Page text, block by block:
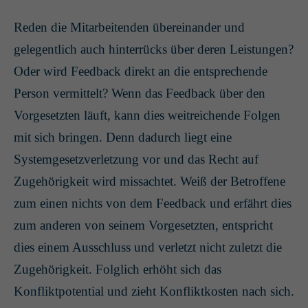
Reden die Mitarbeitenden übereinander und
gelegentlich auch hinterrücks über deren Leistungen?
Oder wird Feedback direkt an die entsprechende
Person vermittelt? Wenn das Feedback über den
Vorgesetzten läuft, kann dies weitreichende Folgen
mit sich bringen. Denn dadurch liegt eine
Systemgesetzverletzung vor und das Recht auf
Zugehörigkeit wird missachtet. Weiß der Betroffene
zum einen nichts von dem Feedback und erfährt dies
zum anderen von seinem Vorgesetzten, entspricht
dies einem Ausschluss und verletzt nicht zuletzt die
Zugehörigkeit. Folglich erhöht sich das
Konfliktpotential und zieht Konfliktkosten nach sich.